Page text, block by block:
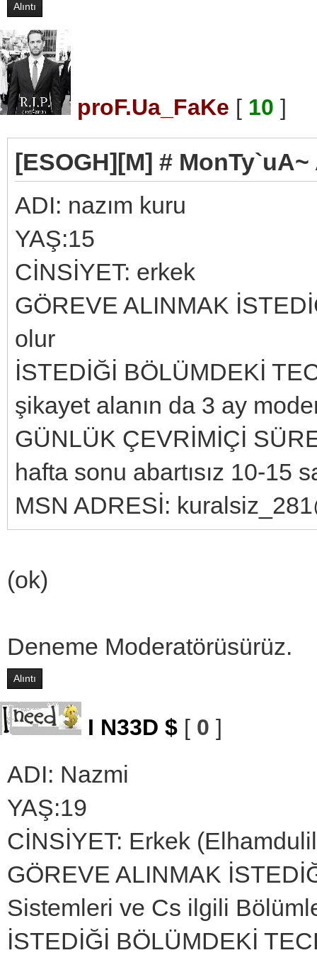
Alıntı
proF.Ua_FaKe [ 10 ]
[ESOGH][M] # MonTy`uA~
ADI: nazım kuru
YAŞ:15
CİNSİYET: erkek
GÖREVE ALINMAK
olur
İSTEDİĞİ BÖLÜMDEKİ
şikayet alanın da 3 ay
GÜNLÜK ÇEVRİMİÇİ
hafta sonu abartısız 10-15
MSN ADRESİ:
(ok)
Deneme Moderatörüsürüz.
Alıntı
I N33D $ [ 0 ]
ADI: Nazmi
YAŞ:19
CİNSİYET: Erkek
GÖREVE ALINMAK
Sistemleri ve Cs ilgili
İSTEDİĞİ BÖLÜMDEKİ